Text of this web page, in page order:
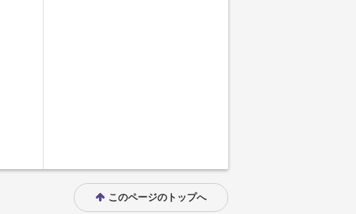
このページのトップへ